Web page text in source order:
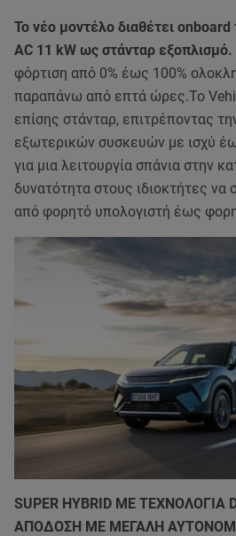
Το νέο μοντέλο διαθέτει onboard
AC 11 kW ως στάνταρ εξοπλισμό.
φόρτιση από 0% έως 100%
παραπάνω από επτά ώρες.Το
επίσης στάνταρ, επιτρέποντας
εξωτερικών συσκευών με ισχύ
για μια λειτουργία σπάνια στην
δυνατότητα στους ιδιοκτήτες να
από φορητό υπολογιστή έως
SUPER HYBRID ΜΕ ΤΕΧΝΟΛΟΓΙΑ
ΑΠΟΔΟΣΗ ΜΕ ΜΕΓΑΛΗ